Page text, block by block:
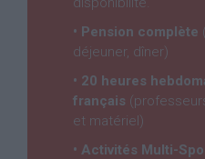
• Pension complète
déjeuner, dîner)
• 20 heures
français
et matériel)
• Activités Multi-